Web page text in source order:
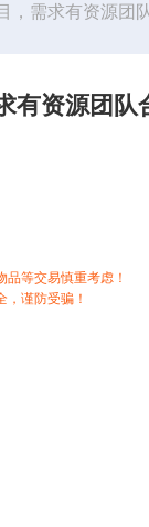
，需求有资源团
有资源团
等交易慎重考虑！
谨防受骗！